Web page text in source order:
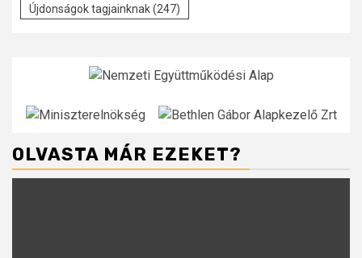
Újdonságok tagjainknak(247)
OLVASTA MÁR EZEKET?